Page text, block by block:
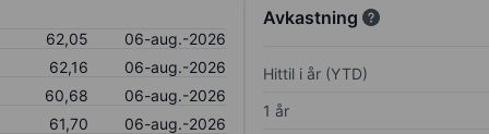
62,05
06-aug.-2026
62,16
06-aug.-2026
60,68
06-aug.-2026
61,70
06-aug.-2026
Avkastning
Hittil i år (YTD)
1 år